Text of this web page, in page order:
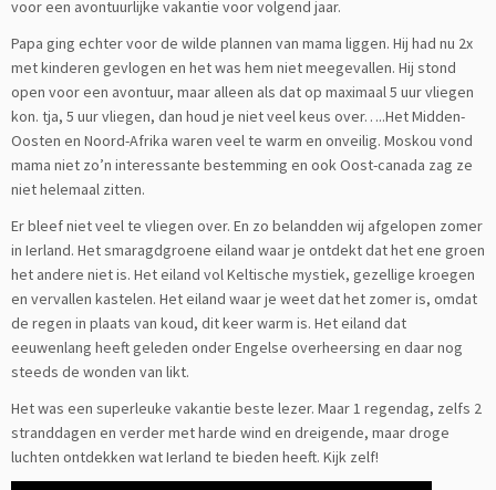
voor een avontuurlijke vakantie voor volgend jaar.
Papa ging echter voor de wilde plannen van mama liggen. Hij had nu 2x
met kinderen gevlogen en het was hem niet meegevallen. Hij stond
open voor een avontuur, maar alleen als dat op maximaal 5 uur vliegen
kon. tja, 5 uur vliegen, dan houd je niet veel keus over…..Het Midden-
Oosten en Noord-Afrika waren veel te warm en onveilig. Moskou vond
mama niet zo’n interessante bestemming en ook Oost-canada zag ze
niet helemaal zitten.
Er bleef niet veel te vliegen over. En zo belandden wij afgelopen zomer
in Ierland. Het smaragdgroene eiland waar je ontdekt dat het ene groen
het andere niet is. Het eiland vol Keltische mystiek, gezellige kroegen
en vervallen kastelen. Het eiland waar je weet dat het zomer is, omdat
de regen in plaats van koud, dit keer warm is. Het eiland dat
eeuwenlang heeft geleden onder Engelse overheersing en daar nog
steeds de wonden van likt.
Het was een superleuke vakantie beste lezer. Maar 1 regendag, zelfs 2
stranddagen en verder met harde wind en dreigende, maar droge
luchten ontdekken wat Ierland te bieden heeft. Kijk zelf!